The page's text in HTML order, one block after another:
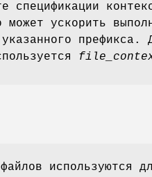
спецификации
может ускорить
используются